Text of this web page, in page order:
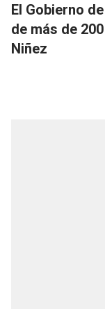
El Gobierno
de más de
Niñez